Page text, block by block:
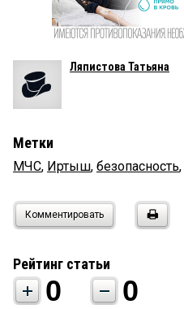
Ляпистова Татьяна
Метки
МЧС, Иртыш, безопасность,
Комментировать
Рейтинг статьи
0 0